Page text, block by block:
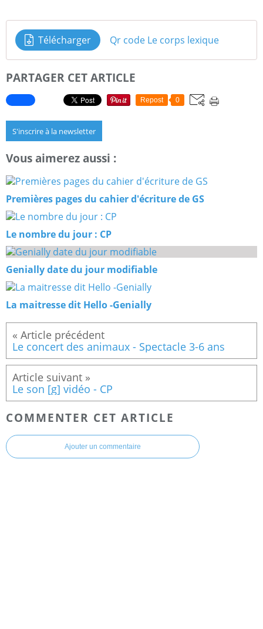
Télécharger Qr code Le corps lexique
PARTAGER CET ARTICLE
Repost 0
S'inscrire à la newsletter
Vous aimerez aussi :
Premières pages du cahier d'écriture de GS
Le nombre du jour : CP
Genially date du jour modifiable
La maitresse dit Hello -Genially
Le concert des animaux - Spectacle 3-6 ans
Le son [g] vidéo - CP
COMMENTER CET ARTICLE
Ajouter un commentaire